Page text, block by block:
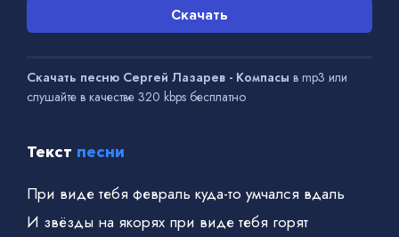
Скачать
Скачать песню Сергей Лазарев - Компасы в mp3 или
слушайте в качестве 320 kbps бесплатно
Текст песни
При виде тебя февраль куда-то умчался вдаль
И звёзды на якорях при виде тебя горят